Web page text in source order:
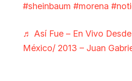
#sheinbaum #morena
♬ Así Fue – En Vivo
México/ 2013 – Juan